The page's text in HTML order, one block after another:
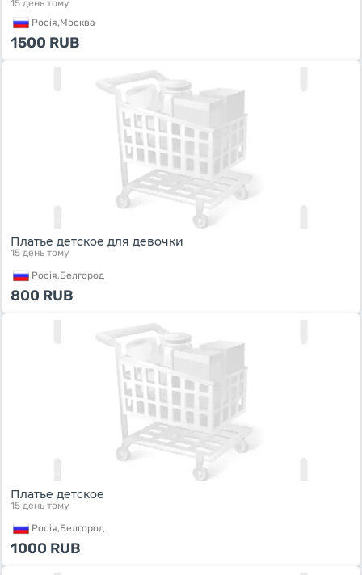
15 день тому
Росiя,Москва
1500 RUB
Платье детское для девочки
15 день тому
Росiя,Белгород
800 RUB
Платье детское
15 день тому
Росiя,Белгород
1000 RUB